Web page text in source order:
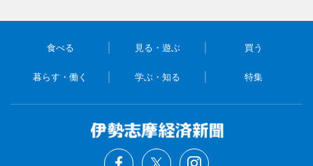
食べる 見る・遊ぶ 買う
暮らす・働く 学ぶ・知る 特集